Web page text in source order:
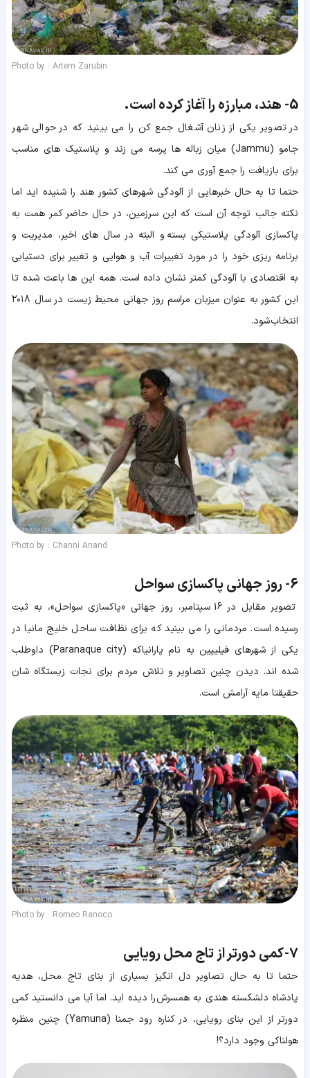
Photo by : Artem Zarubin
5- هند، مبارزه را آغاز کرده است.
در تصویر یکی از زنان آشغال جمع کن را می بینید که در حوالی شهر
جامو (Jammu) میان زباله ها پرسه می زند و پلاستیک های مناسب
برای بازیافت را جمع آوری می کند.
حتما تا به حال خبرهایی از آلودگی شهرهای کشور هند را شنیده اید اما
نکته جالب توجه آن است که این سرزمین، در حال حاضر کمر همت به
پاکسازی آلودگی پلاستیکی بسته و البته در سال های اخیر، مدیریت و
برنامه ریزی خود را در مورد تغییرات آب و هوایی و تغییر برای دستیابی
به اقتصادی با آلودگی کمتر نشان داده است. همه این ها باعث شده تا
این کشور به عنوان میزبان مراسم روز جهانی محیط زیست در سال ۲۰۱۸
انتخاب شود.
Photo by : Channi Anand
6- روز جهانی پاکسازی سواحل
تصویر مقابل در 16 سپتامبر، روز جهانی «پاکسازی سواحل»، به ثبت
رسیده است. مردمانی را می بینید که برای نظافت ساحل خلیج مانیا در
یکی از شهرهای فیلیپین به نام پارانیاکه (Paranaque city) داوطلب
شده اند. دیدن چنین تصاویر و تلاش مردم برای نجات زیستگاه شان
حقیقتا مایه آرامش است.
Photo by : Romeo Ranoco
7- کمی دورتر از تاج محل رویایی
حتما تا به حال تصاویر دل انگیز بسیاری از بنای تاج محل، هدیه
پادشاه دلشکسته هندی به همسرش را دیده اید. اما آیا می دانستید کمی
دورتر از این بنای رویایی، در کناره رود جمنا (Yamuna) چنین منظره
هولناکی وجود دارد؟!